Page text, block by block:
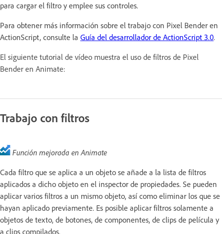
para cargar el filtro y emplee sus controles.
Para obtener más información sobre el trabajo con Pixel Bender en
ActionScript, consulte la Guía del desarrollador de ActionScript 3.0.
El siguiente tutorial de vídeo muestra el uso de filtros de Pixel
Bender en Animate:
Trabajo con filtros
Función mejorada en Animate
Cada filtro que se aplica a un objeto se añade a la lista de filtros
aplicados a dicho objeto en el inspector de propiedades. Se pueden
aplicar varios filtros a un mismo objeto, así como eliminar los que se
hayan aplicado previamente. Es posible aplicar filtros solamente a
objetos de texto, de botones, de componentes, de clips de película y
a clips compilados.